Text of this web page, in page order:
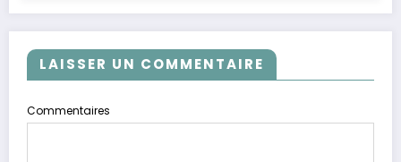
LAISSER UN COMMENTAIRE
Commentaires